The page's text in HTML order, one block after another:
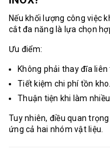
Nếu khối lượng công việc
cắt đa năng là lựa chọn
Ưu điểm:
Không phải thay đĩa liên
Tiết kiệm chi phí tồn kho.
Thuận tiện khi làm
Tuy nhiên, điều quan
ứng cả hai nhóm vật liệu.